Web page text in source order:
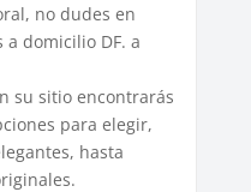
no dudes en
domicilio DF. a
su sitio encontrarás
para elegir,
hasta